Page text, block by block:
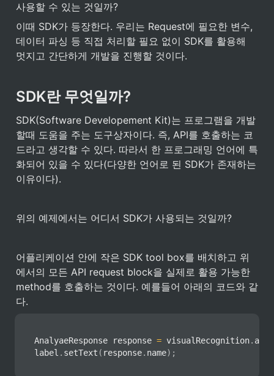
사용할 수 있는 것일까?
이때 SDK가 등장한다. 우리는 Request에 필요한 변수,
데이터 파싱 등 직접 처리할 필요 없이 SDK를 활용해
멋지고 간단하게 개발을 진행할 것이다.
SDK란 무엇일까?
SDK(Software Developement Kit)는 프로그램을 개발
할때 도움을 주는 도구상자이다. 즉, API를 호출하는 코
드라고 생각할 수 있다. 따라서 한 프로그래밍 언어에 특
화되어 있을 수 있다(다양한 언어로 된 SDK가 존재하는
이유이다).
위의 예제에서는 어디서 SDK가 사용되는 것일까?
어플리케이션 안에 작은 SDK tool box를 배치하고 위
에서의 모든 API request block을 실제로 활용 가능한
method를 호출하는 것이다. 예를들어 아래의 코드와 같
다.
AnalyaeResponse response = visualRecognition.
label . setText ( response. name) ;